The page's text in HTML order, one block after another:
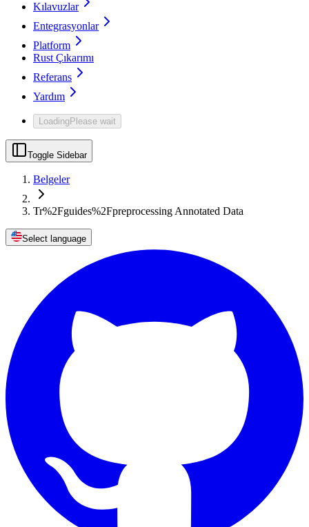
Kılavuzlar
Entegrasyonlar
Platform
Rust Çıkarımı
Referans
Yardım
LoadingPlease wait
Toggle Sidebar
Belgeler
Tr%2Fguides%2Fpreprocessing Annotated Data
Select language